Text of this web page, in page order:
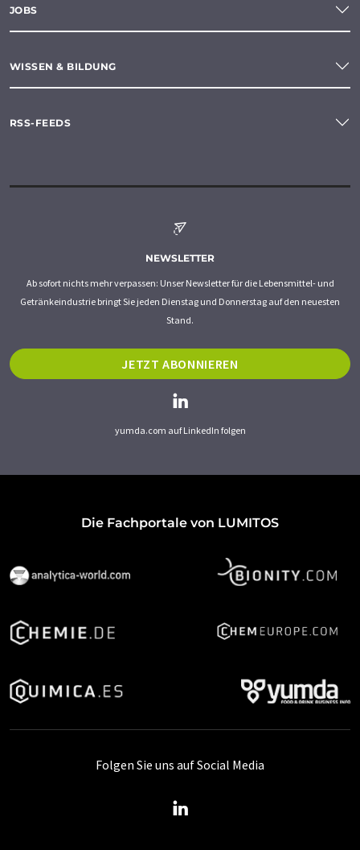
JOBS
WISSEN & BILDUNG
RSS-FEEDS
NEWSLETTER
Ab sofort nichts mehr verpassen: Unser Newsletter für die Lebensmittel- und
Getränkeindustrie bringt Sie jeden Dienstag und Donnerstag auf den neuesten
Stand.
JETZT ABONNIEREN
yumda.com auf LinkedIn folgen
Die Fachportale von LUMITOS
Folgen Sie uns auf Social Media